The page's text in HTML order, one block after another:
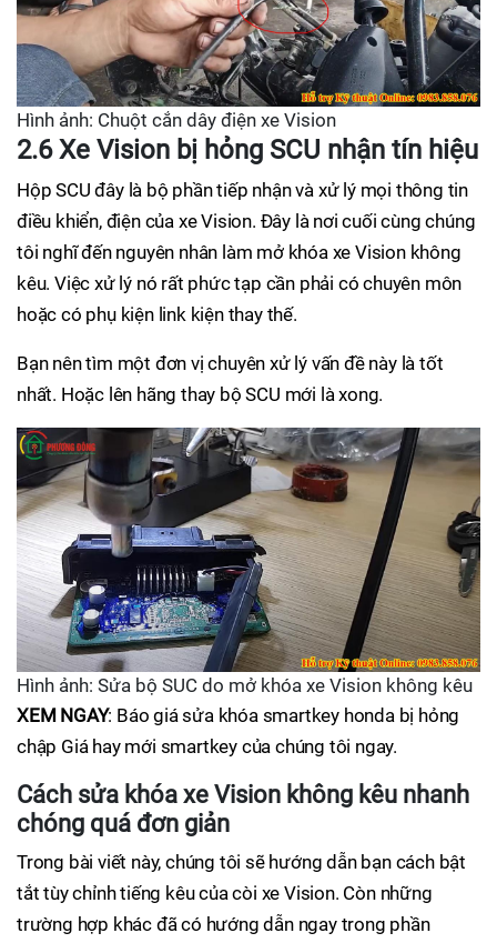
Hình ảnh: Chuột cắn dây điện xe Vision
2.6 Xe Vision bị hỏng SCU nhận tín hiệu
Hộp SCU đây là bộ phần tiếp nhận và xử lý mọi thông tin
điều khiển, điện của xe Vision. Đây là nơi cuối cùng chúng
tôi nghĩ đến nguyên nhân làm mở khóa xe Vision không
kêu. Việc xử lý nó rất phức tạp cần phải có chuyên môn
hoặc có phụ kiện link kiện thay thế.
Bạn nên tìm một đơn vị chuyên xử lý vấn đề này là tốt
nhất. Hoặc lên hãng thay bộ SCU mới là xong.
Hình ảnh: Sửa bộ SUC do mở khóa xe Vision không kêu
XEM NGAY: Báo giá sửa khóa smartkey honda bị hỏng
chập Giá hay mới smartkey của chúng tôi ngay.
Cách sửa khóa xe Vision không kêu nhanh
chóng quá đơn giản
Trong bài viết này, chúng tôi sẽ hướng dẫn bạn cách bật
tắt tùy chỉnh tiếng kêu của còi xe Vision. Còn những
trường hợp khác đã có hướng dẫn ngay trong phần